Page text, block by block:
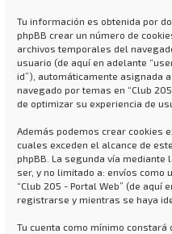
Tu información es obtenida por
phpBB crear un número de
archivos temporales del
usuario (de aquí en adelante
id”), automáticamente asignada
navegado por temas en “Club
de optimizar su experiencia de
Además podemos crear cookies
cuales exceden el alcance de
phpBB. La segunda vía
ser, y no limitado a: envíos como
“Club 205 - Portal Web” (de aquí
registrarse y mientras se haya
Tu cuenta como mínimo constará